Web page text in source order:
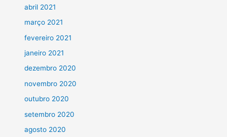
abril 2021
março 2021
fevereiro 2021
janeiro 2021
dezembro 2020
novembro 2020
outubro 2020
setembro 2020
agosto 2020